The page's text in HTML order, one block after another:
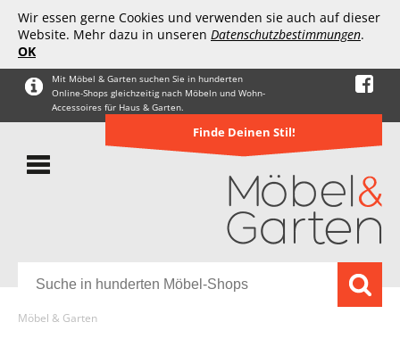
Wir essen gerne Cookies und verwenden sie auch auf dieser
Website. Mehr dazu in unseren Datenschutzbestimmungen.
OK
Mit Möbel & Garten suchen Sie in hunderten
Online-Shops gleichzeitig nach Möbeln und Wohn-
Accessoires für Haus & Garten.
Finde Deinen Stil!
Möbel & Garten